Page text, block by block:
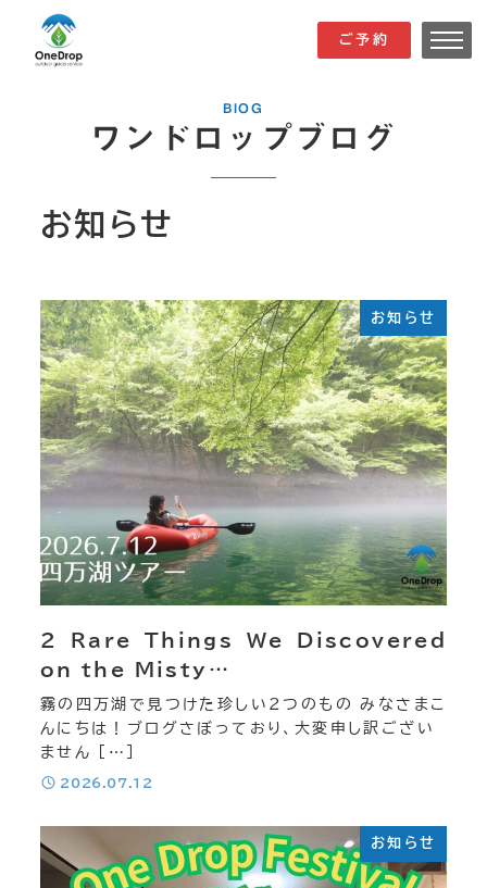
ご予約
ご予約
BIOG
ワンドロップブログ
お知らせ
お知らせ
2 Rare Things We Discovered
on the Misty…
霧の四万湖で見つけた珍しい2つのもの みなさまこ
んにちは！ブログさぼっており、大変申し訳ござい
ません […]
投稿日
2026.07.12
お知らせ